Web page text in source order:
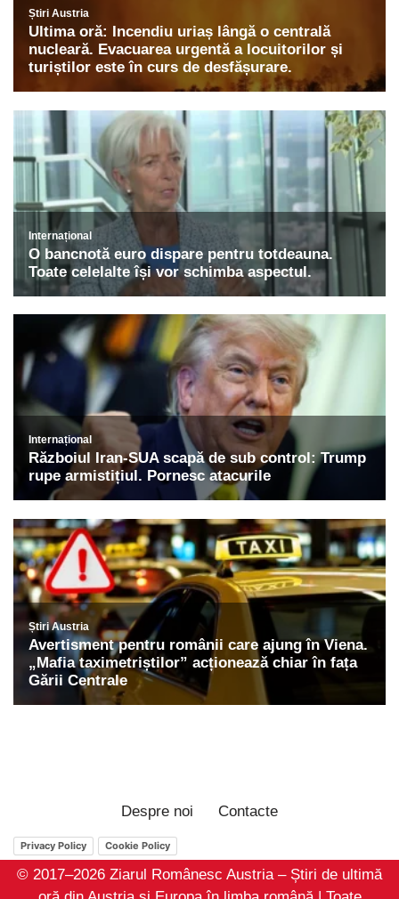
Despre noi Contacte
Privacy Policy Cookie Policy
© 2017–2026 Ziarul Românesc Austria – Știri de ultimă